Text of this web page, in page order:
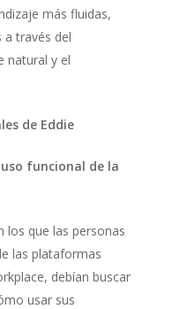
más fluidas,
a través del
natural y el
de Eddie
funcional de la
los que las personas
las plataformas
debían buscar
usar sus